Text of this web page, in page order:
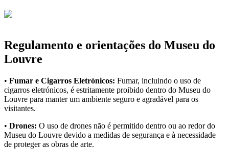
Regulamento e orientações do Museu do
Louvre
• Fumar e Cigarros Eletrónicos: Fumar, incluindo o uso de
cigarros eletrónicos, é estritamente proibido dentro do Museu do
Louvre para manter um ambiente seguro e agradável para os
visitantes.
• Drones: O uso de drones não é permitido dentro ou ao redor do
Museu do Louvre devido a medidas de segurança e à necessidade
de proteger as obras de arte.